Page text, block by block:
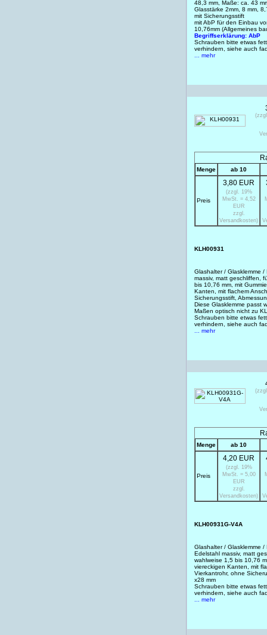
48,3 mm, Maße: ca. 43
Glasstärke 2mm, 8 mm,
mit Sicherungsstift
mit AbP für den Einbau
10,76mm (Allgemeines
Begriffserklärung: AbP
Schrauben bitte etwas
verhindern, siehe auch
... mehr
KLH00931
Glashalter / Glasklemme /
massiv, matt geschliffen,
bis 10,76 mm, mit
Kanten, mit flachem
Sicherungsstift,
Diese Glasklemme passt
Maßen optisch nicht zu
Schrauben bitte etwas
verhindern, siehe auch
... mehr
Menge ab 10
Preis
3,80 EUR
(zzgl. 19%
MwSt. = 4,52
EUR
zzgl.
Versandkosten)
KLH00931G-V4A
Glashalter / Glasklemme /
Edelstahl massiv, matt
wahlweise 1,5 bis 10,76
viereckigen Kanten, mit
Vierkantrohr, ohne
x28 mm
Schrauben bitte etwas
verhindern, siehe auch
... mehr
Menge ab 10
Preis
4,20 EUR
(zzgl. 19%
MwSt. = 5,00
EUR
zzgl.
Versandkosten)